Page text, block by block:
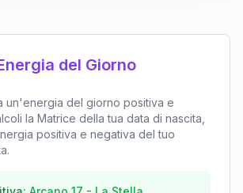
del Giorno
un'energia del giorno positiva e
la Matrice della tua data di nascita,
positiva e negativa del tuo